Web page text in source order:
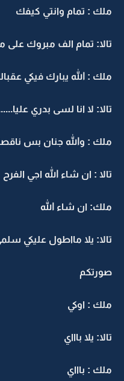
ملك : تمام وانتي كيفك
تالا: تمام الف مبروك على
ملك : الله يبارك فيكي
تالا: لا انا لسى بدري
ملك : والله جنان بس
تالا : ان شاء الله اجي الفرح
ملك: ان شاء الله
تالا: يلا مااطول عليكي
صورتكم
ملك : اوكي
تالا: يلا باااي
ملك : باااي